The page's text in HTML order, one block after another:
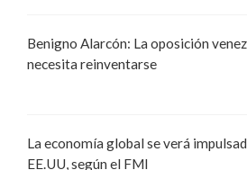
Benigno Alarcón: La oposición
necesita reinventarse
La economía global se verá
EE.UU, según el FMI